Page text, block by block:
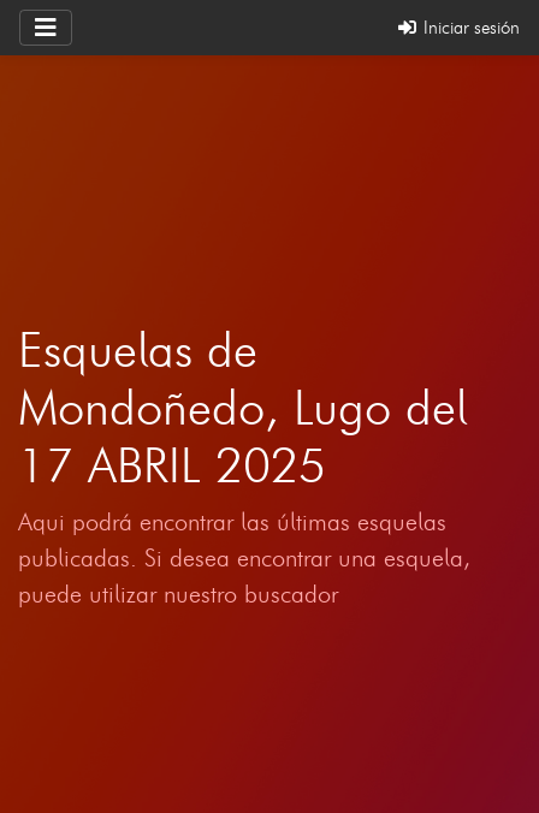
Iniciar sesión
Esquelas de
Mondoñedo, Lugo del
17 ABRIL 2025
Aqui podrá encontrar las últimas esquelas
publicadas. Si desea encontrar una esquela,
puede utilizar nuestro buscador